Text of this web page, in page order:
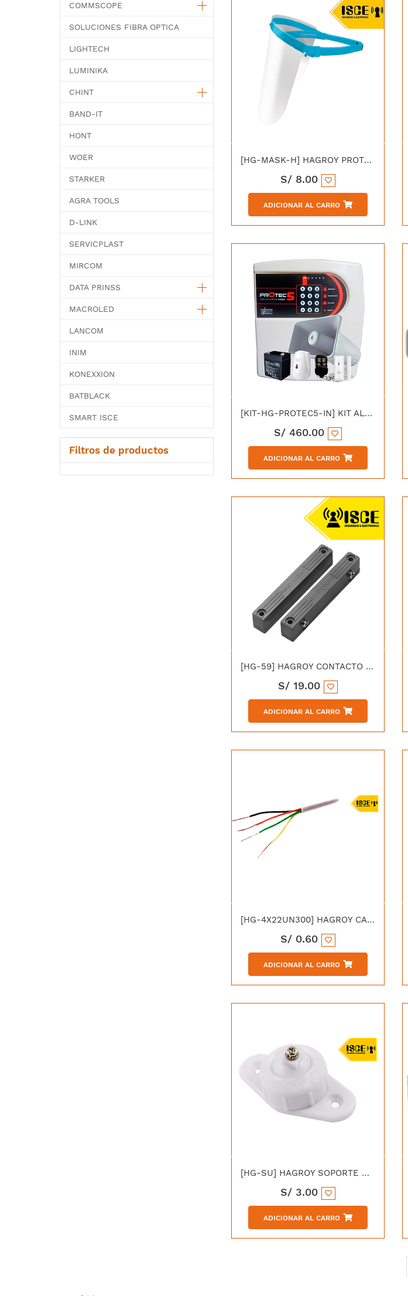
COMMSCOPE
SOLUCIONES FIBRA OPTICA
LIGHTECH
LUMINIKA
CHINT
BAND-IT
HONT
WOER
STARKER
AGRA TOOLS
D-LINK
SERVICPLAST
MIRCOM
DATA PRINSS
MACROLED
LANCOM
INIM
KONEXXION
BATBLACK
SMART ISCE
Filtros de productos
[HG-MASK-H] HAGROY PROTECTOR FACIAL DE 120°
S/ 8.00
ADICIONAR AL CARRO
[KIT-HG-PROTEC5-IN] KIT ALARMA RESIDENCIAL PROTEC 5 INALAMBRICO
S/ 460.00
ADICIONAR AL CARRO
[HG-59] HAGROY CONTACTO MAGNETICO SEMIPESADO CON BASE ABS
S/ 19.00
ADICIONAR AL CARRO
[HG-4X22UN300] HAGROY CABLE ALARMA 4X22 SIN APANTALLAR
S/ 0.60
ADICIONAR AL CARRO
[HG-SU] HAGROY SOPORTE UNIVERSAL PARA SENSOR DE MOVIMIENTO PIR
S/ 3.00
ADICIONAR AL CARRO